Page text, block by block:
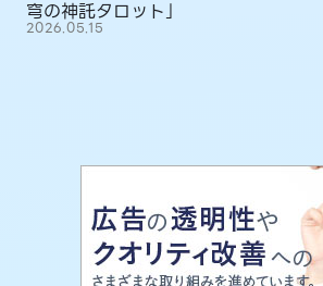
穹の神託タロット」
2026.05.15